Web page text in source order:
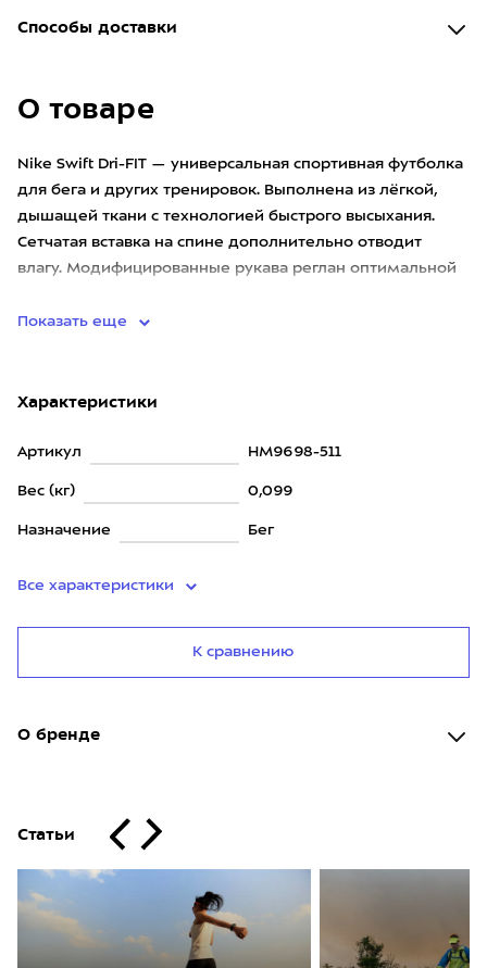
Способы доставки
О товаре
Nike Swift Dri-FIT — универсальная спортивная футболка
для бега и других тренировок. Выполнена из лёгкой,
дышащей ткани с технологией быстрого высыхания.
Сетчатая вставка на спине дополнительно отводит
влагу. Модифицированные рукава реглан оптимальной
Показать еще
Характеристики
Артикул HM9698-511
Вес (кг) 0,099
Назначение Бег
Все характеристики
К сравнению
О бренде
Статьи